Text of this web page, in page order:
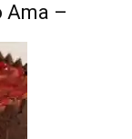
Ama –